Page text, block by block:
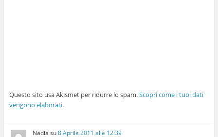
Questo sito usa Akismet per ridurre lo spam.Scopri come i tuoi dati
vengono elaborati.
Nadia su8 Aprile 2011 alle 12:39